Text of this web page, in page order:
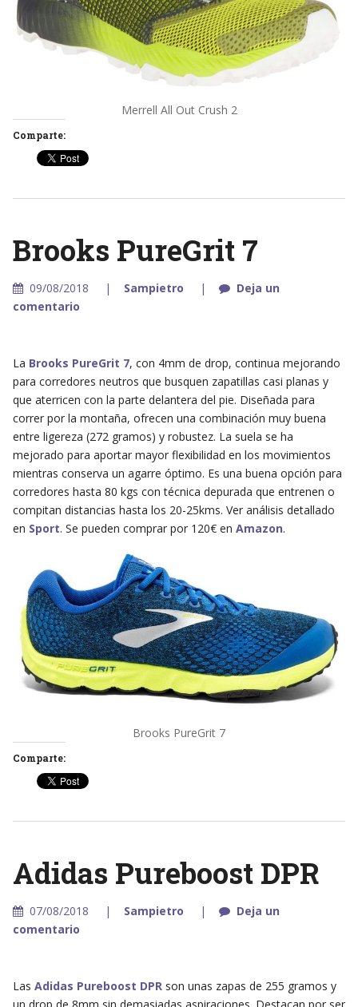
Merrell All Out Crush 2
Comparte:
Brooks PureGrit 7
09/08/2018 Sampietro
Deja un
comentario
La Brooks PureGrit 7, con 4mm de drop, continua mejorando
para corredores neutros que busquen zapatillas casi planas y
que aterricen con la parte delantera del pie. Diseñada para
correr por la montaña, ofrecen una combinación muy buena
entre ligereza (272 gramos) y robustez. La suela se ha
mejorado para aportar mayor flexibilidad en los movimientos
mientras conserva un agarre óptimo. Es una buena opción para
corredores hasta 80 kgs con técnica depurada que entrenen o
compitan distancias hasta los 20-25kms. Ver análisis detallado
en Sport. Se pueden comprar por 120€ en Amazon.
Brooks PureGrit 7
Comparte:
Adidas Pureboost DPR
07/08/2018 Sampietro
Deja un
comentario
Las Adidas Pureboost DPRson unas zapas de 255 gramos y